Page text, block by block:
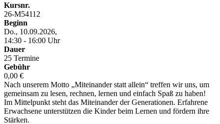
Kursnr.
26-M54112
Beginn
Do., 10.09.2026,
14:30 - 16:00 Uhr
Dauer
25 Termine
Gebühr
0,00 €
Nach unserem Motto „Miteinander statt allein“ treffen wir uns, um
gemeinsam zu lesen, rechnen, lernen und einfach Spaß zu haben!
Im Mittelpunkt steht das Miteinander der Generationen. Erfahrene
Erwachsene unterstützen die Kinder beim Lernen und fördern ihre
Stärken.